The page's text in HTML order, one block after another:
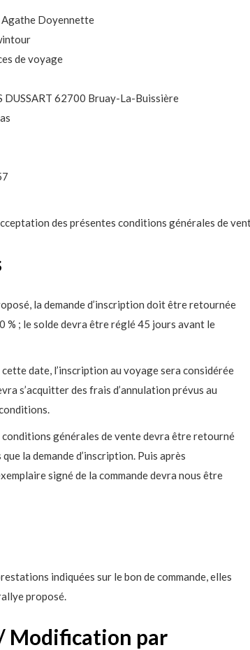
Agathe Doyennette
de voyage
DUSSART 62700 Bruay-La-Buissière
des présentes conditions générales de
la demande d’inscription doit être retournée
% ; le solde devra être réglé 45 jours avant le
cette date, l’inscription au voyage sera considérée
s’acquitter des frais d’annulation prévus au
conditions générales de vente devra être retourné
la demande d’inscription. Puis après
signé de la commande devra nous être
indiquées sur le bon de commande, elles
proposé.
Modification par